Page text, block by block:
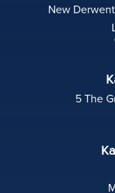
New
5 The